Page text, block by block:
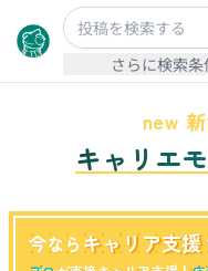
さらに検索条
new
キャリエ
今なら キャリア支援